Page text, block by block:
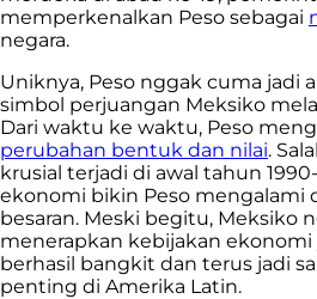
memperkenalkan Peso sebagai
negara.
Uniknya, Peso nggak cuma jadi
simbol perjuangan Meksiko
Dari waktu ke waktu, Peso
perubahan bentuk dan nilai.
krusial terjadi di awal tahun
ekonomi bikin Peso mengalami
besaran. Meski begitu, Meksiko
menerapkan kebijakan ekonomi
berhasil bangkit dan terus jadi
penting di Amerika Latin.